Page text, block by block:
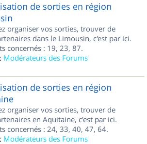
de sorties en région
organiser vos sorties, trouver de
dans le Limousin, c'est par ici.
concernés : 19, 23, 87.
Modérateurs des Forums
de sorties en région
organiser vos sorties, trouver de
en Aquitaine, c'est par ici.
concernés : 24, 33, 40, 47, 64.
Modérateurs des Forums